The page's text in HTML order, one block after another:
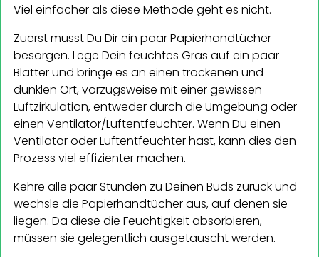
Viel einfacher als diese Methode geht es nicht.
Zuerst musst Du Dir ein paar Papierhandtücher
besorgen. Lege Dein feuchtes Gras auf ein paar
Blätter und bringe es an einen trockenen und
dunklen Ort, vorzugsweise mit einer gewissen
Luftzirkulation, entweder durch die Umgebung oder
einen Ventilator/Luftentfeuchter. Wenn Du einen
Ventilator oder Luftentfeuchter hast, kann dies den
Prozess viel effizienter machen.
Kehre alle paar Stunden zu Deinen Buds zurück und
wechsle die Papierhandtücher aus, auf denen sie
liegen. Da diese die Feuchtigkeit absorbieren,
müssen sie gelegentlich ausgetauscht werden.